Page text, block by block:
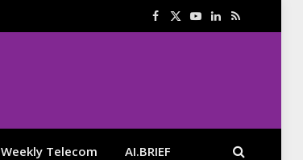
Facebook
X
YouTube
LinkedIn
RSS
Weekly Telecom AI.BRIEF